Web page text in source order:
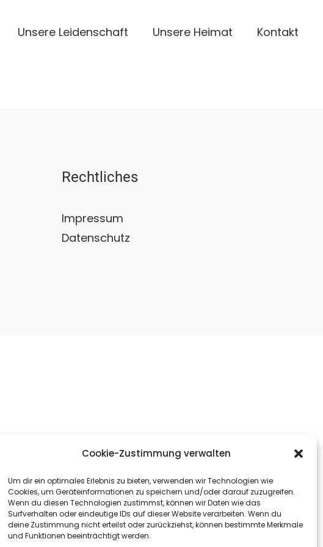
Cookie-Zustimmung verwalten
Um dir ein optimales Erlebnis zu bieten, verwenden wir Technologien wie
Cookies, um Geräteinformationen zu speichern und/oder darauf zuzugreifen.
Wenn du diesen Technologien zustimmst, können wir Daten wie das
Surfverhalten oder eindeutige IDs auf dieser Website verarbeiten. Wenn du
deine Zustimmung nicht erteilst oder zurückziehst, können bestimmte Merkmale
und Funktionen beeinträchtigt werden.
Unsere Leidenschaft Unsere Heimat Kontakt
Rechtliches
Impressum
Datenschutz